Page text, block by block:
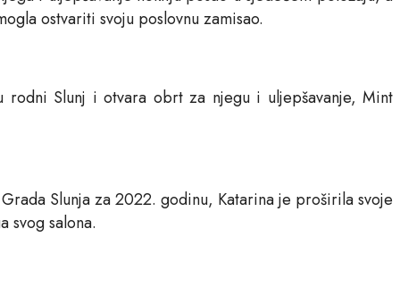
ostvariti svoju poslovnu zamisao.
rodni Slunj i otvara obrt za njegu i uljepšavanje, Mint
Slunja za 2022. godinu, Katarina je proširila svoje
svog salona.